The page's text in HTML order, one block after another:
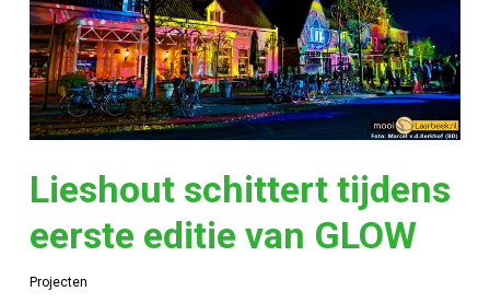
Lieshout schittert tijdens
eerste editie van GLOW
Projecten